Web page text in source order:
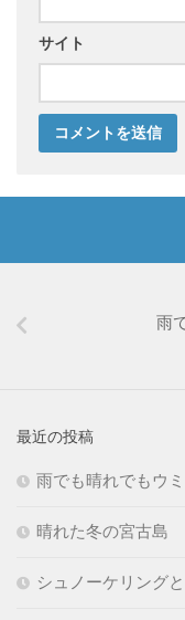
サイト
雨
最近の投稿
雨でも晴れでもウ
晴れた冬の宮古島
シュノーケリング